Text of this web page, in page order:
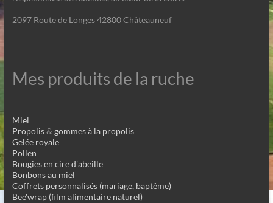
2097 Route de Longes 42800 Châteauneuf
Mes produits de la ruche
Miel
Propolis& gommes à la propolis
Gelée royale
Pollen
Bougies en cire d'abeille
Bonbons au miel
Coffrets personnalisés (mariage, baptême)
Bee'wrap (film alimentaire naturel)